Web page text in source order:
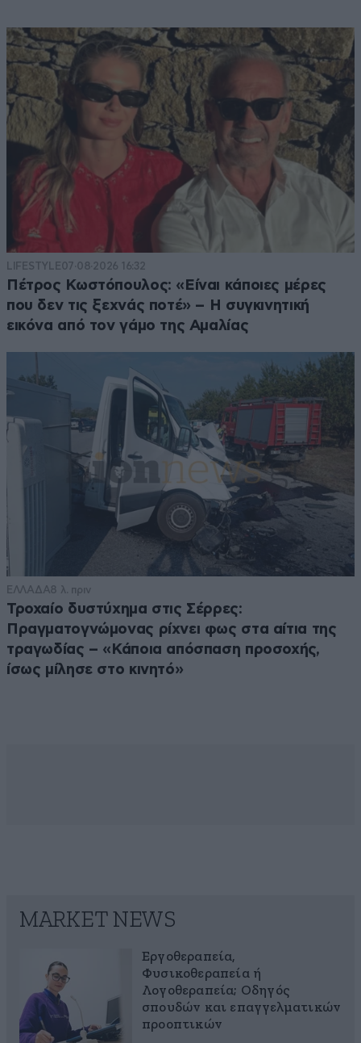
LIFESTYLE07·08·2026 16:32
Πέτρος Κωστόπουλος: «Είναι κάποιες μέρες
που δεν τις ξεχνάς ποτέ» – Η συγκινητική
εικόνα από τον γάμο της Αμαλίας
ΕΛΛΑΔΑ8 λ. πριν
Τροχαίο δυστύχημα στις Σέρρες:
Πραγματογνώμονας ρίχνει φως στα αίτια της
τραγωδίας – «Κάποια απόσπαση προσοχής,
ίσως μίλησε στο κινητό»
MARKET NEWS
Εργοθεραπεία,
Φυσικοθεραπεία ή
Λογοθεραπεία; Οδηγός
σπουδών και επαγγελματικών
προοπτικών